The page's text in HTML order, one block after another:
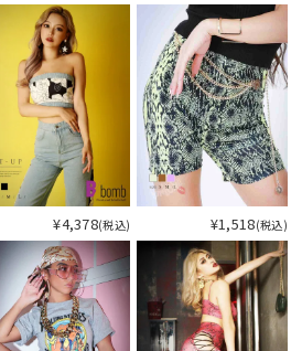
¥4,378(税込) ¥1,518(税込)